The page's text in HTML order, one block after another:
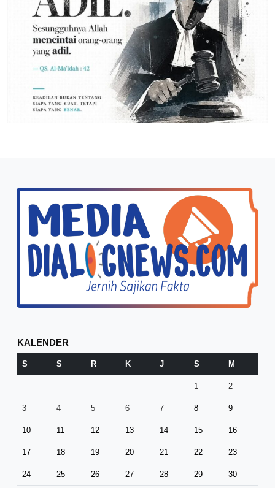
KALENDER
S S R K J S M
1 2
3 4 5 6 7 8 9
10 11 12 13 14 15 16
17 18 19 20 21 22 23
24 25 26 27 28 29 30